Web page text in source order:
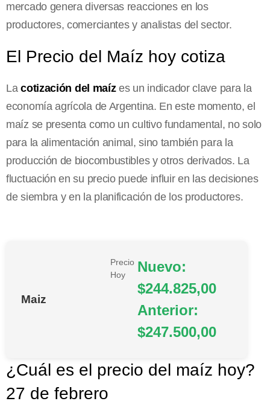
mercado genera diversas reacciones en los
productores, comerciantes y analistas del sector.
El Precio del Maíz hoy cotiza
Lacotización del maízes un indicador clave para la
economía agrícola de Argentina. En este momento, el
maíz se presenta como un cultivo fundamental, no solo
para la alimentación animal, sino también para la
producción de biocombustibles y otros derivados. La
fluctuación en su precio puede influir en las decisiones
de siembra y en la planificación de los productores.
Maiz
Precio
Hoy
Nuevo:
$244.825,00
Anterior:
$247.500,00
¿Cuál es el precio del maíz hoy?
27 de febrero